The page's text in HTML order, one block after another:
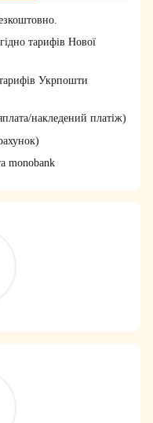
тарифів Нової
Укрпошти
накледений платіж)
monobank